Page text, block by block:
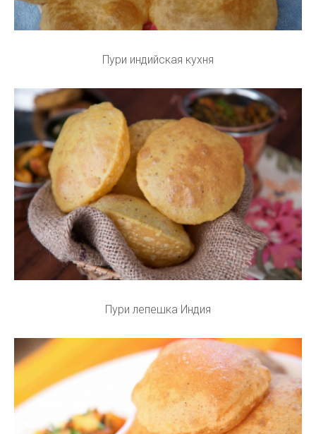
Пури индийская кухня
Пури лепешка Индия